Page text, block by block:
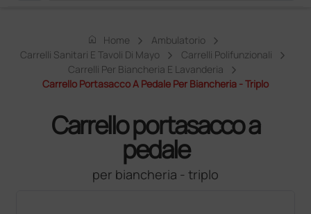
home Home
Ambulatorio
Carrelli Sanitari E Tavoli Di Mayo
Carrelli Polifunzionali
Carrelli Per Biancheria E Lavanderia
Carrello Portasacco A Pedale Per Biancheria - Triplo
Carrello portasacco a
pedale
per biancheria - triplo